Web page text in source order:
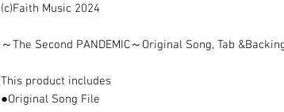
(c)Faith Music 2024
～The Second PANDEMIC～Original Song, Tab
This product includes
●Original Song File